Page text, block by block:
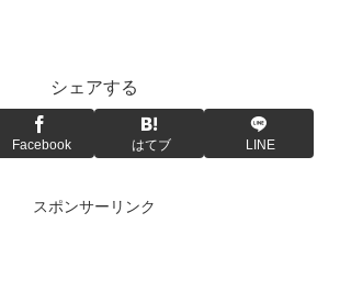
シェアする
Facebook はてブ LINE
スポンサーリンク